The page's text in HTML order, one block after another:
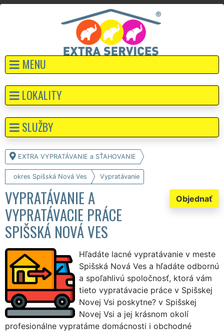
MENU
EXTRA VYPRATÁVANIE a SŤAHOVANIE
okres Spišská Nová Ves Vypratávanie
Objednať
VYPRATÁVANIE A
VYPRATÁVACIE PRÁCE
SPIŠSKÁ NOVÁ VES
Hľadáte lacné vypratávanie v meste
Spišská Nová Ves a hľadáte odbornú
a spoľahlivú spoločnosť, ktorá vám
tieto vypratávacie práce v Spišskej
Novej Vsi poskytne? v Spišskej
Novej Vsi a jej krásnom okolí
profesionálne vypratáme domácnosti i obchodné
LOKALITY
SLUŽBY